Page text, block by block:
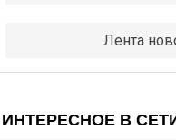
Лента